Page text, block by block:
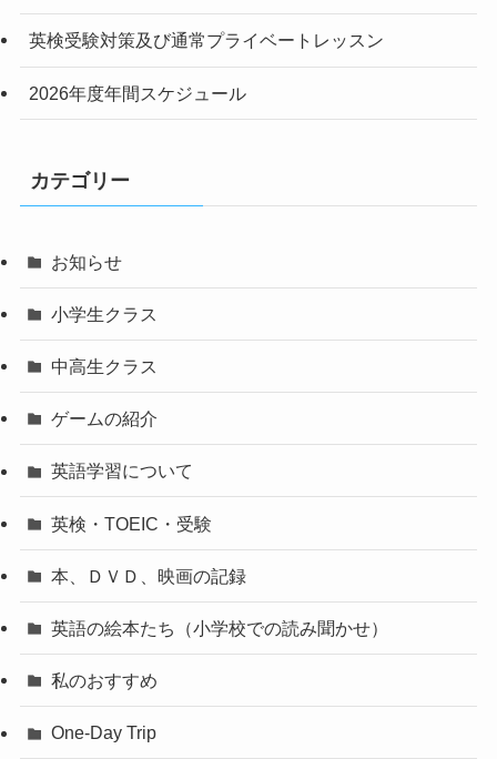
英検受験対策及び通常プライベートレッスン
2026年度年間スケジュール
カテゴリー
お知らせ
小学生クラス
中高生クラス
ゲームの紹介
英語学習について
英検・TOEIC・受験
本、ＤＶＤ、映画の記録
英語の絵本たち（小学校での読み聞かせ）
私のおすすめ
One-Day Trip